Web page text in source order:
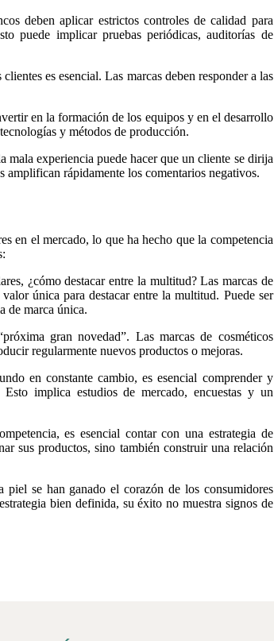
deben aplicar estrictos controles de calidad para
puede implicar pruebas periódicas, auditorías de
es esencial. Las marcas deben responder a las
en la formación de los equipos y en el desarrollo
y métodos de producción.
experiencia puede hacer que un cliente se dirija
amplifican rápidamente los comentarios negativos.
en el mercado, lo que ha hecho que la competencia
¿cómo destacar entre la multitud? Las marcas de
única para destacar entre la multitud. Puede ser
de marca única.
gran novedad”. Las marcas de cosméticos
regularmente nuevos productos o mejoras.
en constante cambio, es esencial comprender y
implica estudios de mercado, encuestas y un
es esencial contar con una estrategia de
sus productos, sino también construir una relación
se han ganado el corazón de los consumidores
bien definida, su éxito no muestra signos de